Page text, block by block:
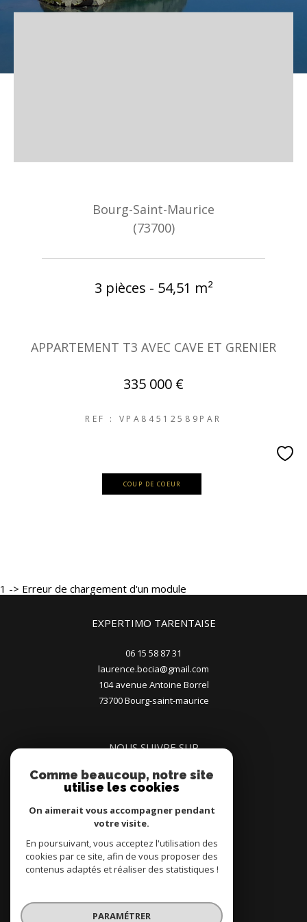
Bourg-Saint-Maurice
(73700)
3 pièces - 54,51 m²
APPARTEMENT T3 AVEC CAVE ET GRENIER
335 000 €
REF : VPA84512589PAR
COUP DE COEUR
1 -> Erreur de chargement d'un module
EXPERTIMO TARENTAISE
06 15 58 87 31
laurence.bocia@gmail.com
104 avenue Antoine Borrel
73700
bourg-saint-maurice
NOUS SUIVRE SUR
ADHÉRENTS
Comme beaucoup, notre site
utilise les cookies
On aimerait vous accompagner pendant
votre visite.
En poursuivant, vous acceptez l'utilisation des
cookies par ce site, afin de vous proposer des
contenus adaptés et réaliser des statistiques !
PARAMÉTRER